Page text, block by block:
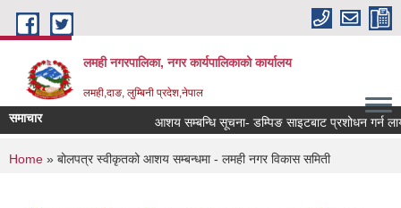
Skip to main content
लमही नगरपालिका, नगर कार्यपालिकाको कार्यालय
लमही,दाङ, लुम्बिनी प्रदेश,नेपाल
समाचार आशय सम्बन्धि सूचना- डम्पिङ साइटबाट प्रशोधन गर्न
You are here
Home » बोलपत्र स्वीकृतको आशय सम्बन्धमा - लमही नगर विकास समिती